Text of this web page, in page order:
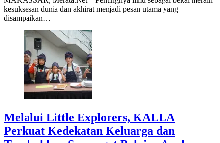
kesuksesan dunia dan akhirat menjadi pesan utama yang
disampaikan…
Melalui Little Explorers, KALLA
Perkuat Kedekatan Keluarga dan